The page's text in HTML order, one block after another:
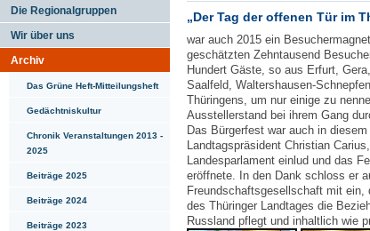
Die Regionalgruppen
Wir über uns
Archiv
Das Grüne Heft-Mitteilungsheft
Gedächtniskultur
Chronik Veranstaltungen 2013 -
2025
Beiträge 2025
Beiträge 2024
Beiträge 2023
„Der Tag der offenen Tür im
war auch 2015 ein
geschätzten Zehntausend
Hundert Gäste, so aus Erfurt,
Saalfeld, Waltershausen-
Thüringens, um nur einige zu
Ausstellerstand bei ihrem Gang
Das Bürgerfest war auch in
Landtagspräsident Christian
Landesparlament einlud und das
eröffnete. In den Dank schloss er
Freundschaftsgesellschaft mit
des Thüringer Landtages die
Russland pflegt und inhaltlich wie